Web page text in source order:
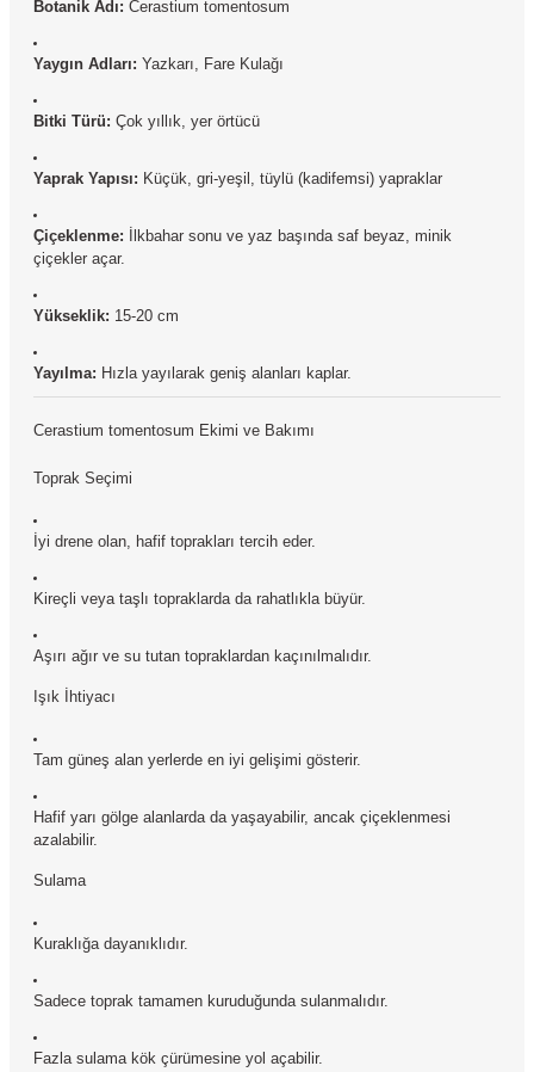
Botanik Adı: Cerastium tomentosum
Yaygın Adları: Yazkarı, Fare Kulağı
Bitki Türü: Çok yıllık, yer örtücü
Yaprak Yapısı: Küçük, gri-yeşil, tüylü (kadifemsi) yapraklar
Çiçeklenme: İlkbahar sonu ve yaz başında saf beyaz, minik
çiçekler açar.
Yükseklik: 15-20 cm
Yayılma: Hızla yayılarak geniş alanları kaplar.
Cerastium tomentosum Ekimi ve Bakımı
Toprak Seçimi
İyi drene olan, hafif toprakları tercih eder.
Kireçli veya taşlı topraklarda da rahatlıkla büyür.
Aşırı ağır ve su tutan topraklardan kaçınılmalıdır.
Işık İhtiyacı
Tam güneş alan yerlerde en iyi gelişimi gösterir.
Hafif yarı gölge alanlarda da yaşayabilir, ancak çiçeklenmesi
azalabilir.
Sulama
Kuraklığa dayanıklıdır.
Sadece toprak tamamen kuruduğunda sulanmalıdır.
Fazla sulama kök çürümesine yol açabilir.